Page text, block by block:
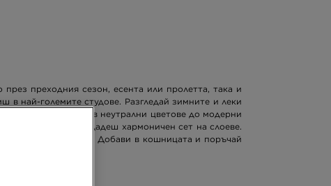
преходния сезон, есента или пролетта, така и
в най-големите студове. Разгледай зимните и леки
... От евъргрийни в неутрални цветове до модерни
лесно е да създадеш хармоничен сет на слоеве.
пасне на стила ти.
Добави в кошницата и поръчай